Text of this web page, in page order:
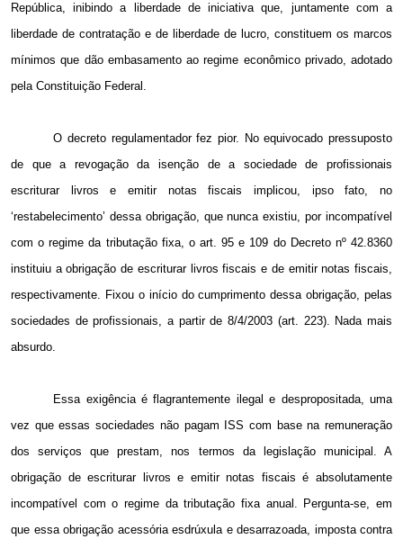
República, inibindo a liberdade de iniciativa que, juntamente com a
liberdade de contratação e de liberdade de lucro, constituem os marcos
mínimos que dão embasamento ao regime econômico privado, adotado
pela Constituição Federal.
O decreto regulamentador fez pior. No equivocado pressuposto
de que a revogação da isenção de a sociedade de profissionais
escriturar livros e emitir notas fiscais implicou, ipso fato, no
‘restabelecimento’ dessa obrigação, que nunca existiu, por incompatível
com o regime da tributação fixa, o art. 95 e 109 do Decreto nº 42.8360
instituiu a obrigação de escriturar livros fiscais e de emitir notas fiscais,
respectivamente. Fixou o início do cumprimento dessa obrigação, pelas
sociedades de profissionais, a partir de 8/4/2003 (art. 223). Nada mais
absurdo.
Essa exigência é flagrantemente ilegal e despropositada, uma
vez que essas sociedades não pagam ISS com base na remuneração
dos serviços que prestam, nos termos da legislação municipal. A
obrigação de escriturar livros e emitir notas fiscais é absolutamente
incompatível com o regime da tributação fixa anual. Pergunta-se, em
que essa obrigação acessória esdrúxula e desarrazoada, imposta contra